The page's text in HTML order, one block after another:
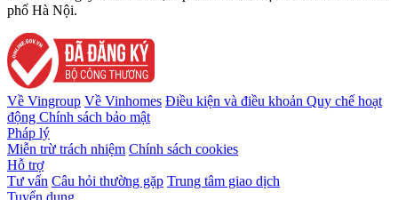
phố Hà Nội.
Về Vingroup Về Vinhomes Điều kiện và điều khoản Quy chế hoạt
động Chính sách bảo mật
Pháp lý
Miễn trừ trách nhiệm Chính sách cookies
Hỗ trợ
Tư vấn Câu hỏi thường gặp Trung tâm giao dịch
Tuyển dụng